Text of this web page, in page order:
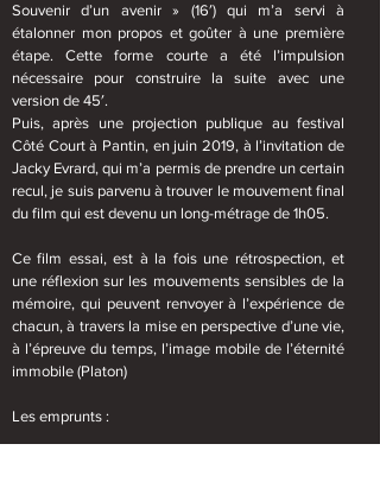
Souvenir d’un avenir » (16′) qui m’a servi à
étalonner mon propos et goûter à une première
étape. Cette forme courte a été l’impulsion
nécessaire pour construire la suite avec une
version de 45′.
Puis, après une projection publique au festival
Côté Court à Pantin, en juin 2019, à l’invitation de
Jacky Evrard, qui m’a permis de prendre un certain
recul, je suis parvenu à trouver le mouvement final
du film qui est devenu un long-métrage de 1h05.
Ce film essai, est à la fois une rétrospection, et
une réflexion sur les mouvements sensibles de la
mémoire, qui peuvent renvoyer à l’expérience de
chacun, à travers la mise en perspective d’une vie,
à l’épreuve du temps, l’image mobile de l’éternité
immobile (Platon)
Les emprunts :